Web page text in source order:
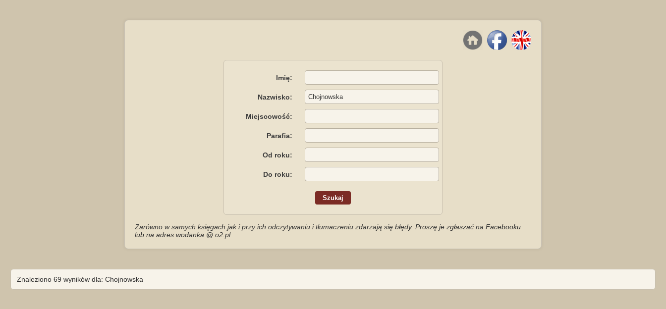
Imię:
Nazwisko:
Miejscowość:
Parafia:
Od roku:
Do roku:
Zarówno w samych księgach jak i przy ich odczytywaniu i tłumaczeniu zdarzają się błędy. Proszę je zgłaszać na Facebooku
lub na adres wodanka @ o2.pl
Znaleziono 69 wyników dla: Chojnowska